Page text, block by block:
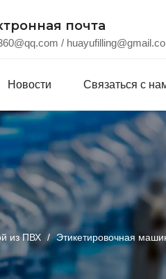
почта
/
Новости Связаться с
из ПВХ / Этикетировочная